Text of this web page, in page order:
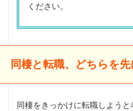
ください。
同棲と転職、どちらを
同棲をきっかけに転職しよう